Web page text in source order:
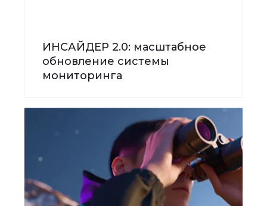
ИНСАЙДЕР 2.0: масштабное
обновление системы
мониторинга